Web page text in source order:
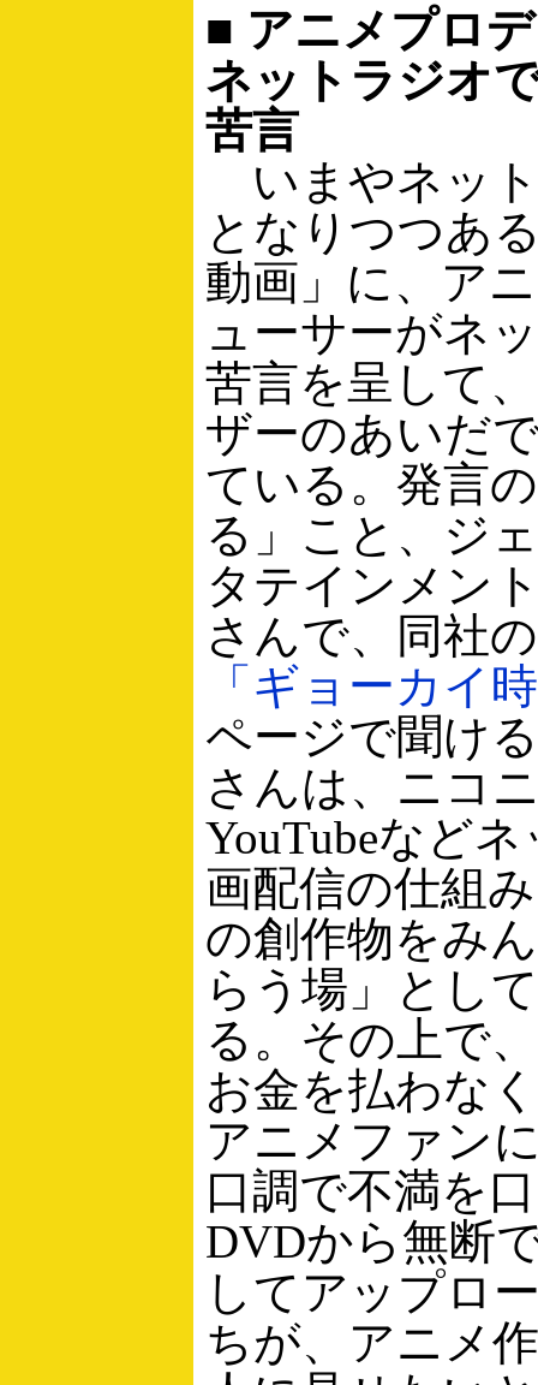
■ アニメプロ
ネットラジオ
苦言
いまやネッ
となりつつあ
動画」に、ア
ューサーがネ
苦言を呈して
ザーのあいだ
ている。発言
る」こと、ジ
タテインメン
さんで、同社
「ギョーカイ
ページで聞け
さんは、ニコ
YouTubeなど
画配信の仕組
の創作物をみ
らう場」とし
る。その上で
お金を払わな
アニメファン
口調で不満を
DVDから無断
してアップロ
ちが、アニメ